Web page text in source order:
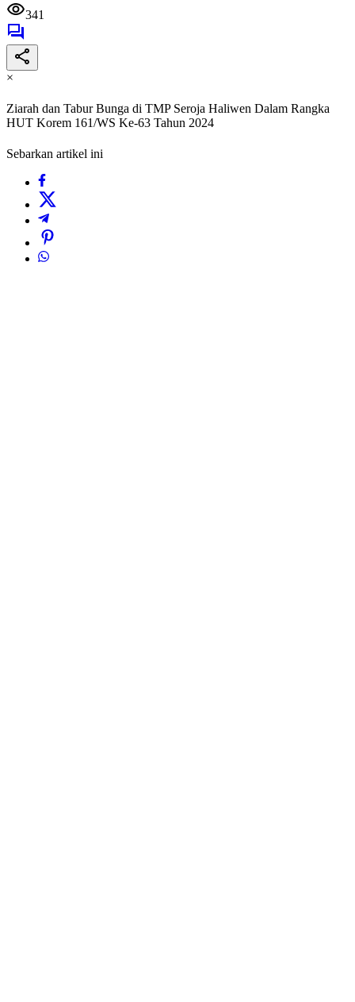
341
×
Ziarah dan Tabur Bunga di TMP Seroja Haliwen Dalam Rangka
HUT Korem 161/WS Ke-63 Tahun 2024
Sebarkan artikel ini